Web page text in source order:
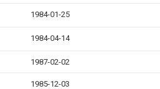
1984-01-25
1984-04-14
1987-02-02
1985-12-03